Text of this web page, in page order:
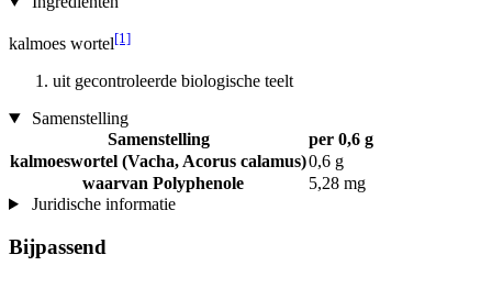
kalmoes wortel[1]
uit gecontroleerde biologische teelt
Samenstelling
Samenstelling
per 0,6 g
kalmoeswortel (Vacha, Acorus calamus)0,6 g
waarvan Polyphenole
5,28 mg
Juridische informatie
Bijpassend